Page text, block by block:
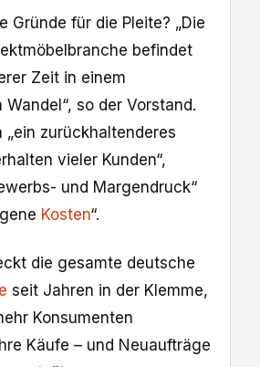
Gründe für die Pleite? „Die
befindet
Zeit in einem
so der Vorstand.
„ein zurückhaltenderes
vieler Kunden“,
und Margendruck“
Kosten“.
die gesamte deutsche
seit Jahren in der Klemme,
Konsumenten
Käufe – und Neuaufträge